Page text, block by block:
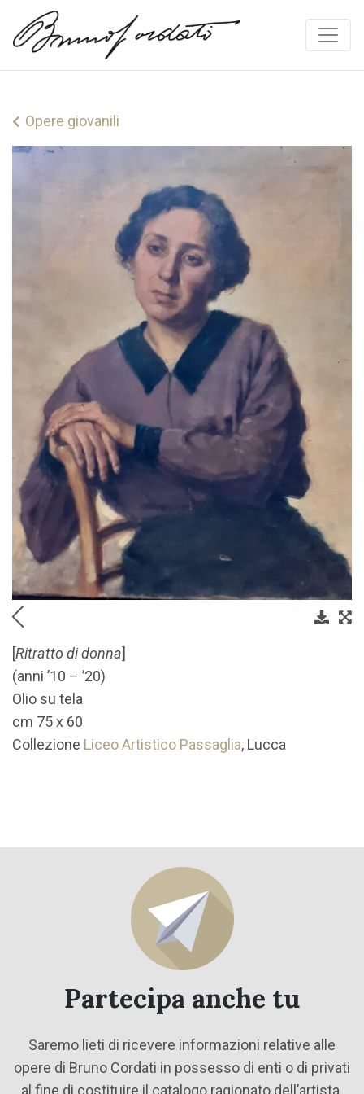
Vai al contenuto
Opere giovanili
[Ritratto di donna]
(anni ’10 – ’20)
Olio su tela
cm 75 x 60
Collezione Liceo Artistico Passaglia, Lucca
Partecipa anche tu
Saremo lieti di ricevere informazioni relative alle
opere di Bruno Cordati in possesso di enti o di privati
al fine di costituire il catalogo ragionato dell’artista.